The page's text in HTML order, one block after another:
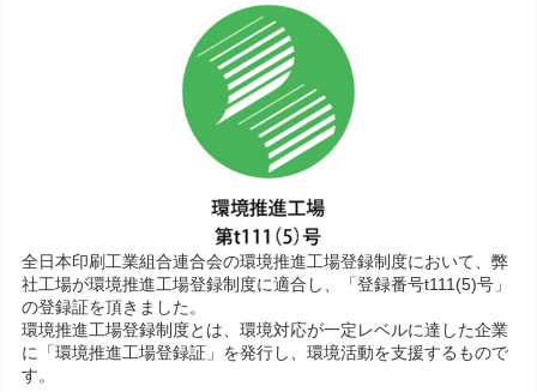
全日本印刷工業組合連合会の環境推進工場登録制度において、弊
社工場が環境推進工場登録制度に適合し、「登録番号t111(5)号」
の登録証を頂きました。
環境推進工場登録制度とは、環境対応が一定レベルに達した企業
に「環境推進工場登録証」を発行し、環境活動を支援するもので
す。